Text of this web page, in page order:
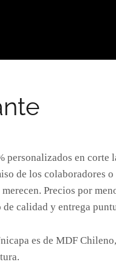
personalizados en corte
de los colaboradores
Precios por
calidad y entrega
es de MDF